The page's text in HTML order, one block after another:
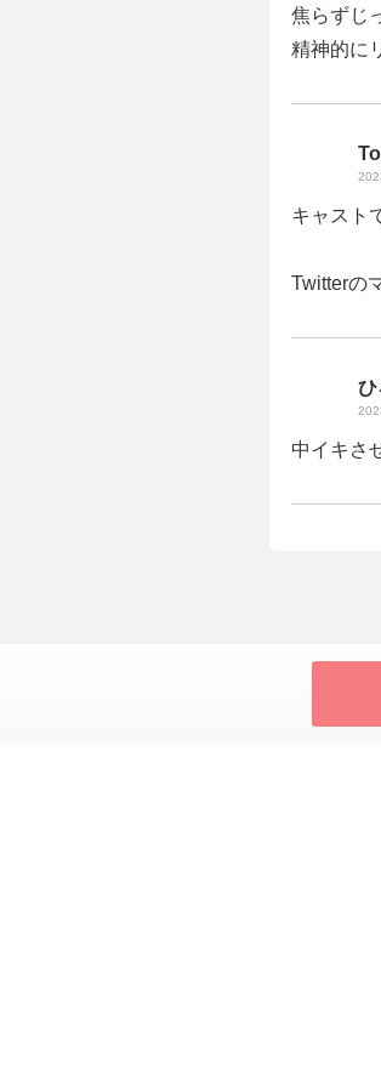
焦らずじ
精神的に
キャスト
Twitterの
ひ
中イキさ